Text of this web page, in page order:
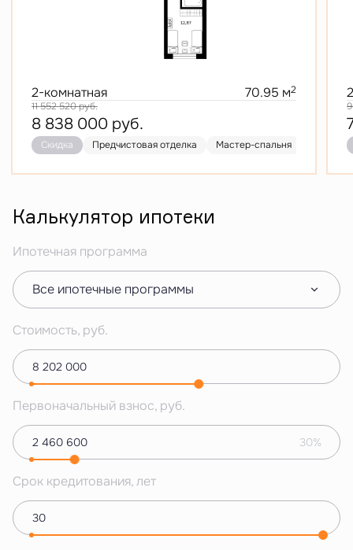
2-комнатная 70.95 м2
11 552 520руб.
8 838 000 руб.
Скидка Предчистовая отделка Мастер-спальня Кухня-
Калькулятор ипотеки
Ипотечная программа
Все ипотечные программы
Стоимость, руб.
Первоначальный взнос, руб.
30%
Срок кредитования, лет